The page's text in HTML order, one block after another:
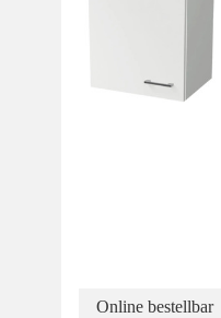
Online bestellbar